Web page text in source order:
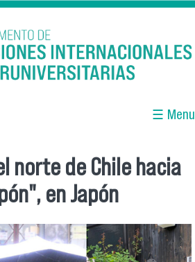
☰ Menu
aquí
norte de Chile hacia
en Japón